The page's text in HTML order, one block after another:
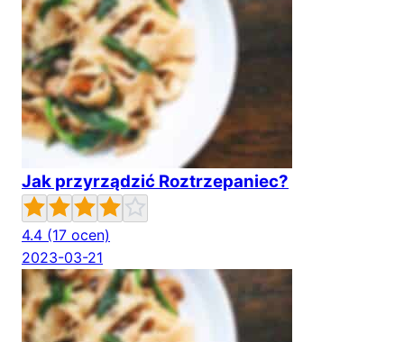
Jak przyrządzić Roztrzepaniec?
4.4 (17 ocen)
2023-03-21